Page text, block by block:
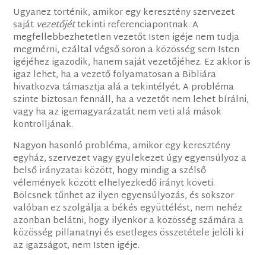
Ugyanez történik, amikor egy keresztény szervezet
saját vezetőjéttekinti referenciapontnak. A
megfellebbezhetetlen vezetőt Isten igéje nem tudja
megmérni, ezáltal végső soron a közösség sem Isten
igéjéhez igazodik, hanem saját vezetőjéhez. Ez akkor is
igaz lehet, ha a vezető folyamatosan a Bibliára
hivatkozva támasztja alá a tekintélyét. A probléma
szinte biztosan fennáll, ha a vezetőt nem lehet bírálni,
vagy ha az igemagyarázatát nem veti alá mások
kontrolljának.
Nagyon hasonló probléma, amikor egy keresztény
egyház, szervezet vagy gyülekezet úgy egyensúlyoz a
belső irányzatai között, hogy mindig a szélső
vélemények között elhelyezkedő irányt követi.
Bölcsnek tűnhet az ilyen egyensúlyozás, és sokszor
valóban ez szolgálja a békés együttélést, nem nehéz
azonban belátni, hogy ilyenkor a közösség számára a
közösség pillanatnyi és esetleges összetétele jelöli ki
az igazságot, nem Isten igéje.